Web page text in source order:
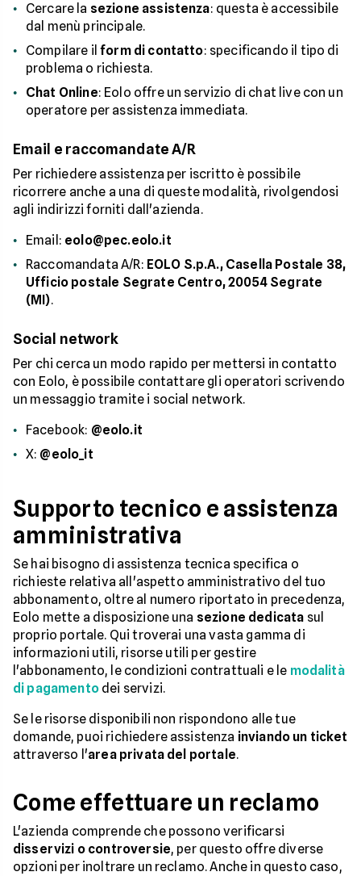
Cercare la sezione assistenza: questa è accessibile
dal menù principale.
Compilare ilform di contatto: specificando il tipo di
problema o richiesta.
Chat Online: Eolo offre un servizio di chat live con un
operatore per assistenza immediata.
Email e raccomandate A/R
Per richiedere assistenza per iscritto è possibile
ricorrere anche a una di queste modalità, rivolgendosi
agli indirizzi forniti dall'azienda.
Email: eolo@pec.eolo.it
Raccomandata A/R: EOLO S.p.A., Casella Postale 38,
Ufficio postale Segrate Centro, 20054 Segrate
(MI).
Social network
Per chi cerca un modo rapido per mettersi in contatto
con Eolo, è possibile contattare gli operatori scrivendo
un messaggio tramite i social network.
Facebook: @eolo.it
X: @eolo_it
Supporto tecnico e assistenza
amministrativa
Se hai bisogno di assistenza tecnica specifica o
richieste relativa all'aspetto amministrativo del tuo
abbonamento, oltre al numero riportato in precedenza,
Eolo mette a disposizione una sezione dedicata sul
proprio portale. Qui troverai una vasta gamma di
informazioni utili, risorse utili per gestire
l'abbonamento, le condizioni contrattuali e le modalità
di pagamentodei servizi.
Se le risorse disponibili non rispondono alle tue
domande, puoi richiedere assistenza inviando un ticket
attraverso l'area privata del portale.
Come effettuare un reclamo
L'azienda comprende che possono verificarsi
disservizi o controversie, per questo offre diverse
opzioni per inoltrare un reclamo. Anche in questo caso,